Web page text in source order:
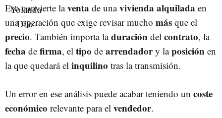
Eso convierte laventa de unavivienda alquilada en
una operación que exige revisar mucho más que el
precio. También importa laduración del contrato, la
fecha de firma, el tipo de arrendadory laposición en
la que quedará el inquilino tras la transmisión.
Un error en ese análisis puede acabar teniendo un coste
económico relevante para el vendedor.